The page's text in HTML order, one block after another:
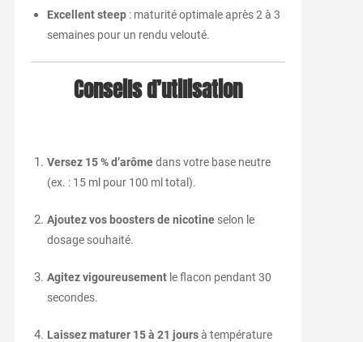
Excellent steep: maturité optimale après 2 à 3
semaines pour un rendu velouté.
Conseils d’utilisation
Versez 15 % d’arômedans votre base neutre
(ex. : 15 ml pour 100 ml total).
Ajoutez vos boosters de nicotineselon le
dosage souhaité.
Agitez vigoureusementle flacon pendant 30
secondes.
Laissez maturer 15 à 21 joursà température